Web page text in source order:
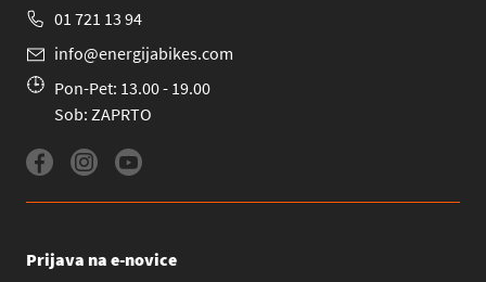
01 721 13 94
info@energijabikes.com
Pon-Pet: 13.00 - 19.00
Sob: ZAPRTO
Prijava na e-novice